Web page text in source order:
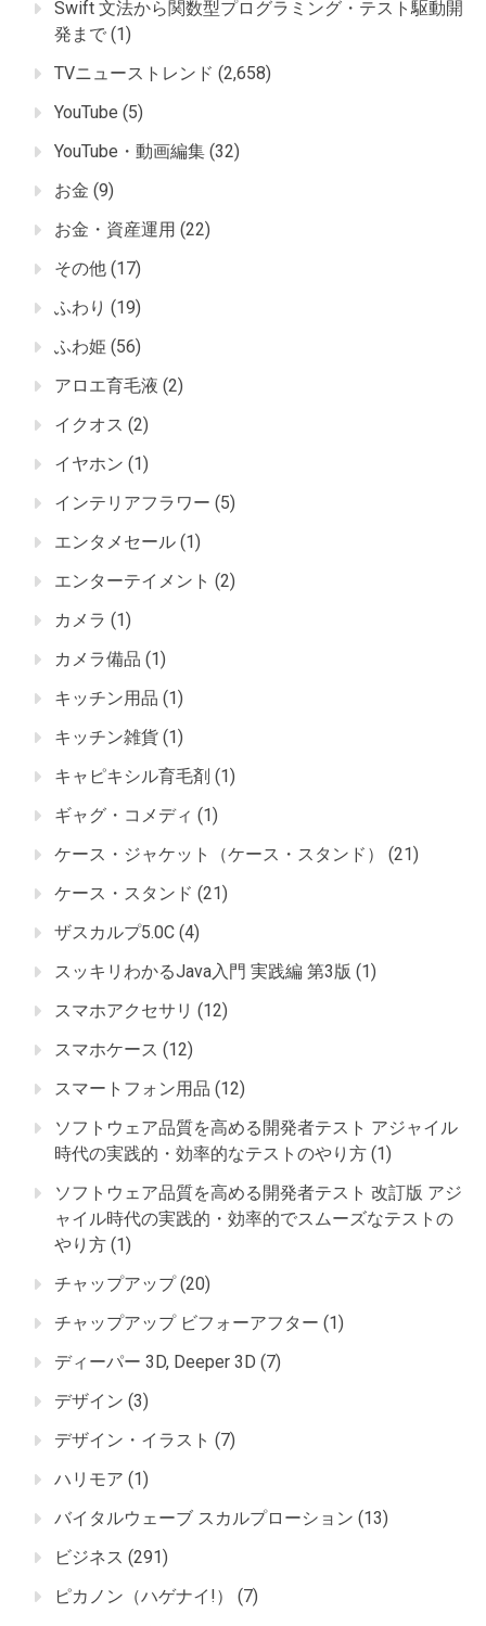
Swift 文法から関数型プログラミング・テスト駆動開
発まで (1)
TVニューストレンド (2,658)
YouTube (5)
YouTube・動画編集 (32)
お金 (9)
お金・資産運用 (22)
その他 (17)
ふわり (19)
ふわ姫 (56)
アロエ育毛液 (2)
イクオス (2)
イヤホン (1)
インテリアフラワー (5)
エンタメセール (1)
エンターテイメント (2)
カメラ (1)
カメラ備品 (1)
キッチン用品 (1)
キッチン雑貨 (1)
キャピキシル育毛剤 (1)
ギャグ・コメディ (1)
ケース・ジャケット（ケース・スタンド）
(21)
ケース・スタンド (21)
ザスカルプ5.0C (4)
スッキリわかるJava入門 実践編 第3版 (1)
スマホアクセサリ (12)
スマホケース (12)
スマートフォン用品 (12)
ソフトウェア品質を高める開発者テスト アジャイル
時代の実践的・効率的なテストのやり方 (1)
ソフトウェア品質を高める開発者テスト 改訂版 アジ
ャイル時代の実践的・効率的でスムーズなテストの
やり方 (1)
チャップアップ(20)
チャップアップ ビフォーアフター (1)
ディーパー 3D, Deeper 3D (7)
デザイン (3)
デザイン・イラスト (7)
ハリモア (1)
バイタルウェーブ スカルプローション (13)
ビジネス (291)
ピカノン（ハゲナイ!）
(7)